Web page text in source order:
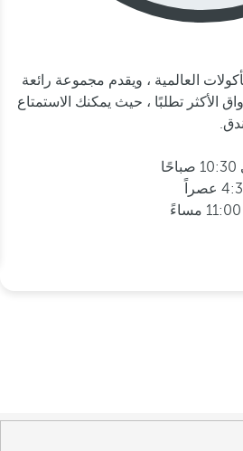
العالمية ، ويقدم مجموعة رائعة
الأكثر تطلبًا ، حيث يمكنك الاستمتاع